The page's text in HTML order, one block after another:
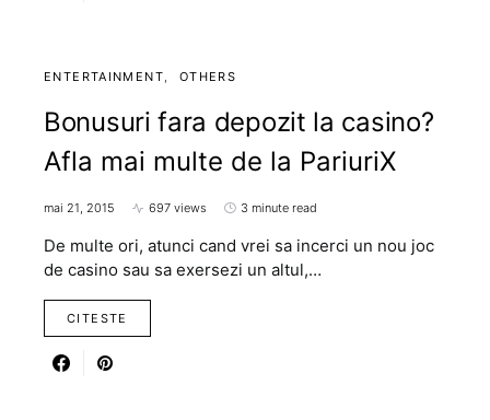
ENTERTAINMENT OTHERS
Bonusuri fara depozit la casino?
Afla mai multe de la PariuriX
mai 21, 2015 697 views 3 minute read
De multe ori, atunci cand vrei sa incerci un nou joc
de casino sau sa exersezi un altul,…
CITESTE